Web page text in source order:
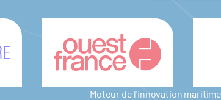
Moteur de l'innovation